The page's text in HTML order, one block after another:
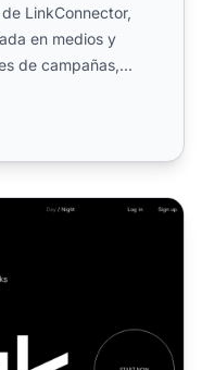
LinkConnector,
en medios y
de campañas,